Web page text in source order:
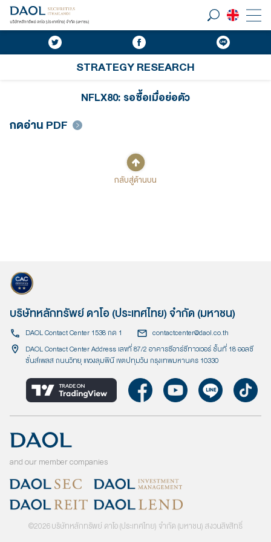
STRATEGY RESEARCH
NFLX80: รอซื้อเมื่อย่อตัว
กดอ่าน PDF
กลับสู่ด้านบน
บริษัทหลักทรัพย์ ดาโอ (ประเทศไทย) จำกัด (มหาชน)
DAOL Contact Center 1538 กด 1
contactcenter@daol.co.th
DAOL Contact Center Address เลขที่ 87/2 อาคารซีอาร์ซีทาวเวอร์ ชั้นที่ 18 ออลซี
ซั่นส์เพลส ถนนวิทยุ แขวงลุมพินี เขตปทุมวัน กรุงเทพมหานคร 10330
and our member companies
©2026บริษัทหลักทรัพย์ ดาโอ (ประเทศไทย) จำกัด (มหาชน) สงวนลิขสิทธิ์